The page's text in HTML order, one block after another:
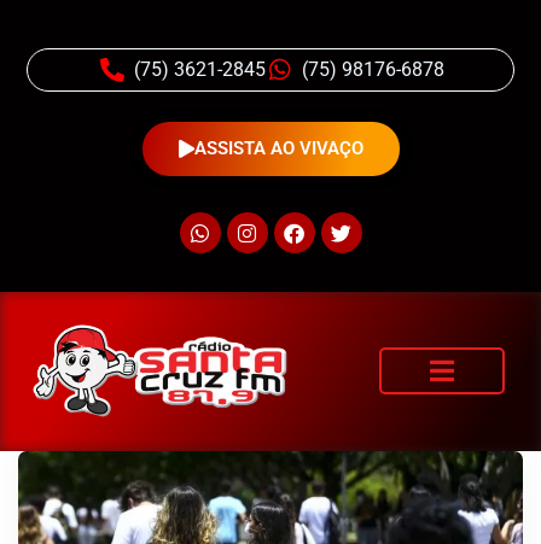
(75) 3621-2845 (75) 98176-6878
ASSISTA AO VIVAÇO